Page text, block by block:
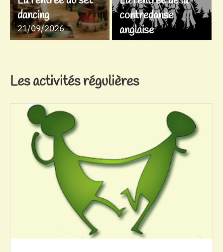
dancing
21/09/2026
contredanse
anglaise
28/09/2026
Les activités régulières